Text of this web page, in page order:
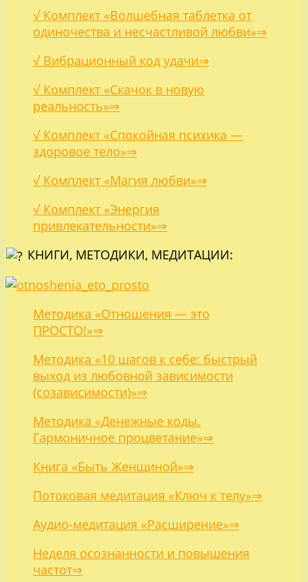
√ Комплект «Волшебная таблетка от
одиночества и несчастливой любви»⇒
√ Вибрационный код удачи⇒
√ Комплект «Скачок в новую
реальность»⇒
√ Комплект «Спокойная психика —
здоровое тело»⇒
√ Комплект «Магия любви»⇒
√ Комплект «Энергия
привлекательности»⇒
КНИГИ, МЕТОДИКИ, МЕДИТАЦИИ:
Методика «Отношения — это
ПРОСТО!»⇒
Методика «10 шагов к себе: быстрый
выход из любовной зависимости
(созависимости)»⇒
Методика «Денежные коды.
Гармоничное процветание»⇒
Книга «Быть Женщиной»⇒
Потоковая медитация «Ключ к телу»⇒
Аудио-медитация «Расширение»⇒
Неделя осознанности и повышения
частот⇒